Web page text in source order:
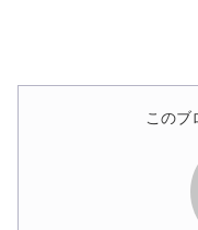
このブ